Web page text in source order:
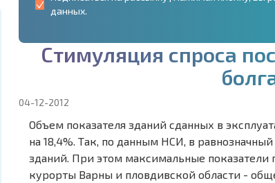
данных.
Стимуляция спроса пос
болг
04-12-2012
Объем показателя зданий сданных в
на 18,4%. Так, по данным НСИ, в
зданий. При этом максимальные показатели
курорты Варны и пловдивской области -